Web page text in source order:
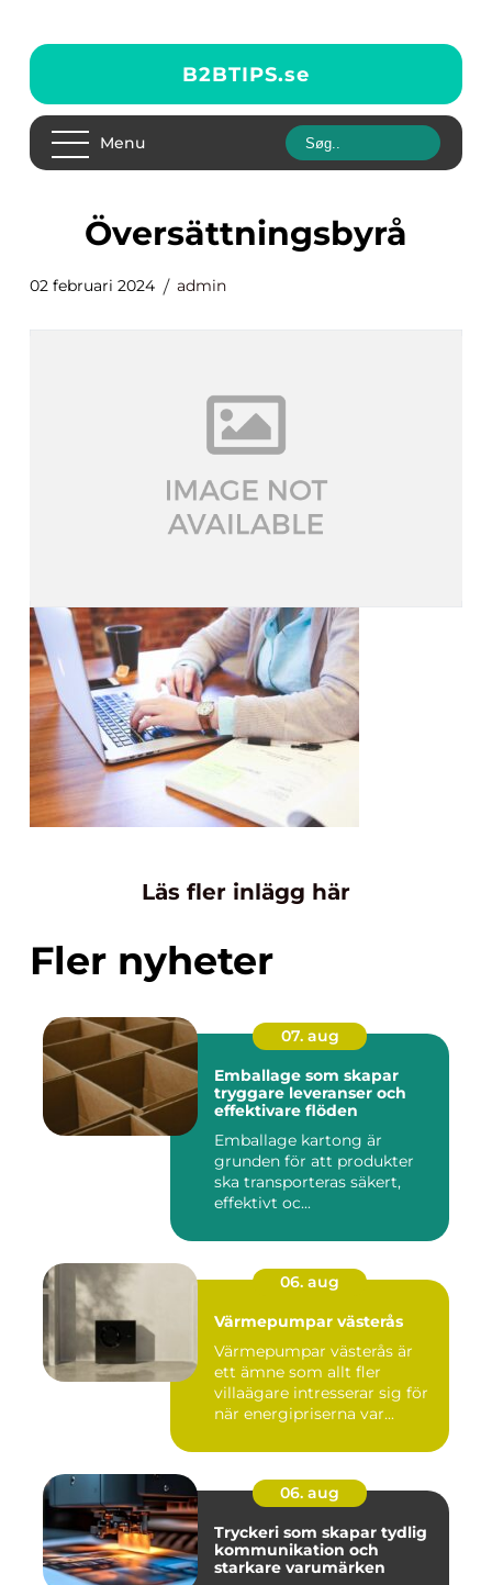
B2BTIPS.se
Menu
översättningsbyrå
02 februari 2024 admin
Läs fler inlägg här
Fler nyheter
07. aug
Emballage som skapar
tryggare leveranser och
effektivare flöden
Emballage kartong är
grunden för att produkter
ska transporteras säkert,
effektivt oc...
06. aug
Värmepumpar västerås
Värmepumpar västerås är
ett ämne som allt fler
villaägare intresserar sig för
när energipriserna var...
06. aug
Tryckeri som skapar tydlig
kommunikation och
starkare varumärken